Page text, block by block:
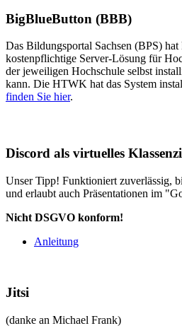
BigBlueButton (BBB)
Das Bildungsportal Sachsen (BPS)
kostenpflichtige Server-Lösung für
der jeweiligen Hochschule selbst
kann. Die HTWK hat das System
finden Sie hier.
Discord als virtuelles
Unser Tipp! Funktioniert zuverlässig,
und erlaubt auch Präsentationen im
Nicht DSGVO konform!
Anleitung
Jitsi
(danke an Michael Frank)